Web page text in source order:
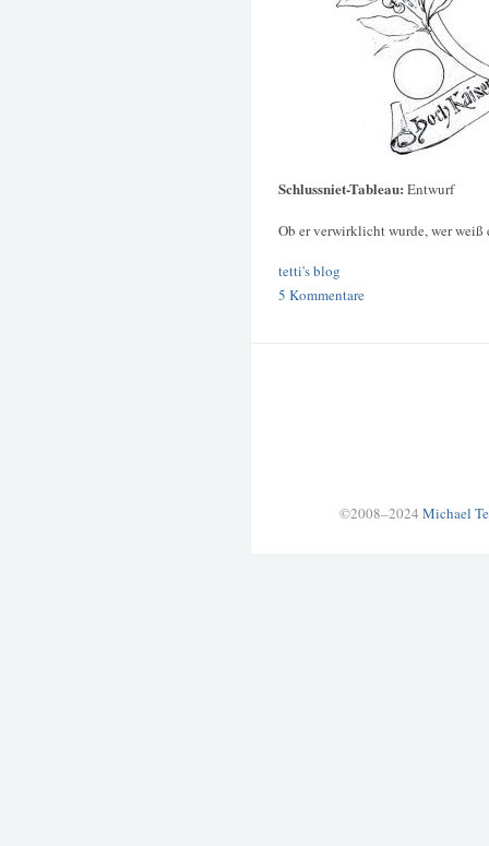
Schlussniet-Tableau: Entwurf
Ob er verwirklicht wurde, wer weiß
tetti's blog
5 Kommentare
©2008–2024 Michael